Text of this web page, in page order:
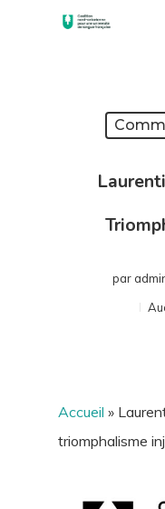
par
Accueil »
triomphalisme